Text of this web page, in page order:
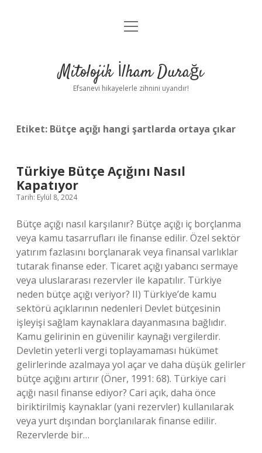
Anasayfa
Yasal Uyarı
menüyü
Mitolojik İlham Durağı
Efsanevi hikayelerle zihnini uyandır!
Etiket: Bütçe açığı hangi şartlarda ortaya çıkar
Türkiye Bütçe Açığını Nasıl
Kapatıyor
Tarih: Eylül 8, 2024
Bütçe açığı nasıl karşılanır? Bütçe açığı iç borçlanma
veya kamu tasarrufları ile finanse edilir. Özel sektör
yatırım fazlasını borçlanarak veya finansal varlıklar
tutarak finanse eder. Ticaret açığı yabancı sermaye
veya uluslararası rezervler ile kapatılır. Türkiye
neden bütçe açığı veriyor? II) Türkiye’de kamu
sektörü açıklarının nedenleri Devlet bütçesinin
işleyişi sağlam kaynaklara dayanmasına bağlıdır.
Kamu gelirinin en güvenilir kaynağı vergilerdir.
Devletin yeterli vergi toplayamaması hükümet
gelirlerinde azalmaya yol açar ve daha düşük gelirler
bütçe açığını artırır (Öner, 1991: 68). Türkiye cari
açığı nasıl finanse ediyor? Cari açık, daha önce
biriktirilmiş kaynaklar (yani rezervler) kullanılarak
veya yurt dışından borçlanılarak finanse edilir.
Rezervlerde bir…